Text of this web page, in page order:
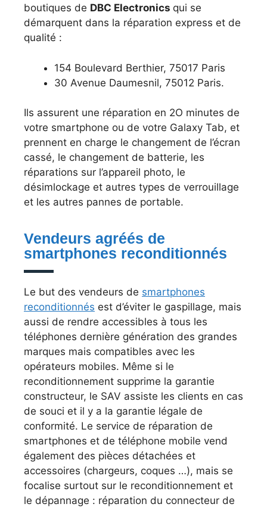
boutiques de DBC Electronics qui se
démarquent dans la réparation express et de
qualité :
154 Boulevard Berthier, 75017 Paris
30 Avenue Daumesnil, 75012 Paris.
Ils assurent une réparation en 2O minutes de
votre smartphone ou de votre Galaxy Tab, et
prennent en charge le changement de l’écran
cassé, le changement de batterie, les
réparations sur l’appareil photo, le
désimlockage et autres types de verrouillage
et les autres pannes de portable.
Vendeurs agréés de
smartphones reconditionnés
Le but des vendeurs de smartphones
reconditionnés est d’éviter le gaspillage, mais
aussi de rendre accessibles à tous les
téléphones dernière génération des grandes
marques mais compatibles avec les
opérateurs mobiles. Même si le
reconditionnement supprime la garantie
constructeur, le SAV assiste les clients en cas
de souci et il y a la garantie légale de
conformité. Le service de réparation de
smartphones et de téléphone mobile vend
également des pièces détachées et
accessoires (chargeurs, coques …), mais se
focalise surtout sur le reconditionnement et
le dépannage : réparation du connecteur de